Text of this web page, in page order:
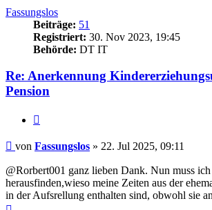
Fassungslos
Beiträge: 51
Registriert: 30. Nov 2023, 19:45
Behörde: DT IT
Re: Anerkennung
Pension
Beitrag
von Fassungslos » 22. Jul 2025, 09:11
@Rorbert001 ganz lieben Dank. Nun muss
herausfinden,wieso meine Zeiten aus der
in der Aufsrellung enthalten sind, obwohl sie